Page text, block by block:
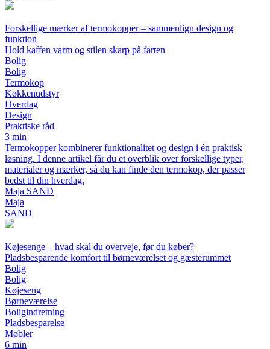
Forskellige mærker af termokopper – sammenlign design og
funktion
Hold kaffen varm og stilen skarp på farten
Bolig
Bolig
Termokop
Køkkenudstyr
Hverdag
Design
Praktiske råd
3 min
Termokopper kombinerer funktionalitet og design i én praktisk
løsning. I denne artikel får du et overblik over forskellige typer,
materialer og mærker, så du kan finde den termokop, der passer
bedst til din hverdag.
Maja SAND
Maja
SAND
Køjesenge – hvad skal du overveje, før du køber?
Pladsbesparende komfort til børneværelset og gæsterummet
Bolig
Bolig
Køjeseng
Børneværelse
Boligindretning
Pladsbesparelse
Møbler
6 min